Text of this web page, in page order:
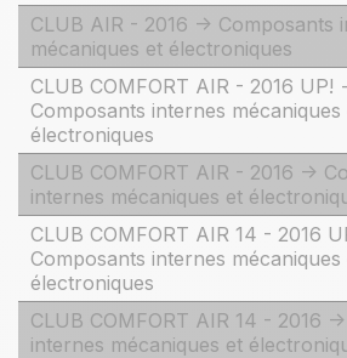
CLUB AIR - 2016 -> Composants
mécaniques et électroniques
CLUB COMFORT AIR - 2016 UP!
Composants internes mécaniques
électroniques
CLUB COMFORT AIR - 2016 ->
internes mécaniques et
CLUB COMFORT AIR 14 - 2016
Composants internes mécaniques
électroniques
CLUB COMFORT AIR 14 - 2016 -
internes mécaniques et